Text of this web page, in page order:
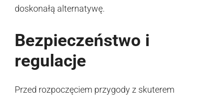
doskonałą alternatywę.
Bezpieczeństwo i
regulacje
Przed rozpoczęciem przygody z skuterem